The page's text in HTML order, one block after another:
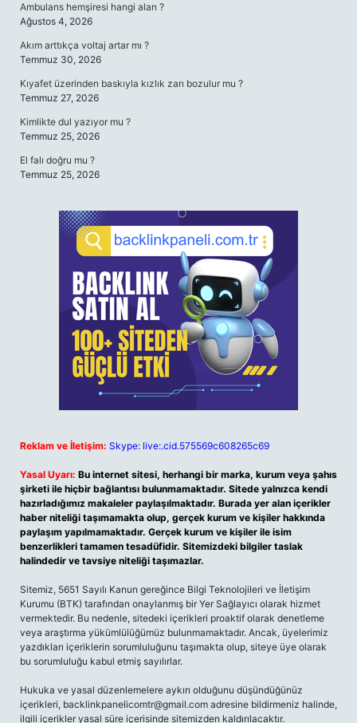
Ambulans hemşiresi hangi alan ?
Ağustos 4, 2026
Akım arttıkça voltaj artar mı ?
Temmuz 30, 2026
Kıyafet üzerinden baskıyla kızlık zarı bozulur mu ?
Temmuz 27, 2026
Kimlikte dul yazıyor mu ?
Temmuz 25, 2026
El falı doğru mu ?
Temmuz 25, 2026
Reklam ve İletişim: Skype: live:.cid.575569c608265c69
Yasal Uyarı: Bu internet sitesi, herhangi bir marka, kurum veya şahıs
şirketi ile hiçbir bağlantısı bulunmamaktadır. Sitede yalnızca kendi
hazırladığımız makaleler paylaşılmaktadır. Burada yer alan içerikler
haber niteliği taşımamakta olup, gerçek kurum ve kişiler hakkında
paylaşım yapılmamaktadır. Gerçek kurum ve kişiler ile isim
benzerlikleri tamamen tesadüfidir. Sitemizdeki bilgiler taslak
halindedir ve tavsiye niteliği taşımazlar.
Sitemiz, 5651 Sayılı Kanun gereğince Bilgi Teknolojileri ve İletişim
Kurumu (BTK) tarafından onaylanmış bir Yer Sağlayıcı olarak hizmet
vermektedir. Bu nedenle, sitedeki içerikleri proaktif olarak denetleme
veya araştırma yükümlülüğümüz bulunmamaktadır. Ancak, üyelerimiz
yazdıkları içeriklerin sorumluluğunu taşımakta olup, siteye üye olarak
bu sorumluluğu kabul etmiş sayılırlar.
Hukuka ve yasal düzenlemelere aykırı olduğunu düşündüğünüz
içerikleri, backlinkpanelicomtr@gmail.com adresine bildirmeniz halinde,
ilgili içerikler yasal süre içerisinde sitemizden kaldırılacaktır.